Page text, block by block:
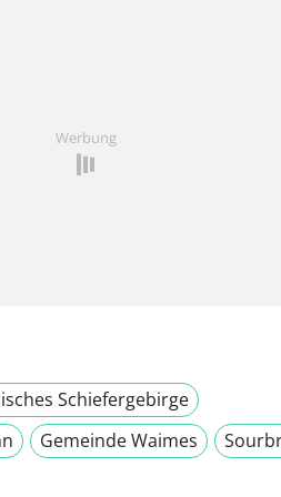
Werbung
Schiefergebirge
Gemeinde Waimes